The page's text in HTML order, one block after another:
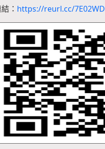
： https://reurl.cc/7E02WD